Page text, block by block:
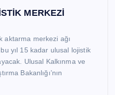
MERKEZİ
aktarma merkezi ağı
yıl 15 kadar ulusal lojistik
Ulusal Kalkınma ve
Bakanlığı’nın